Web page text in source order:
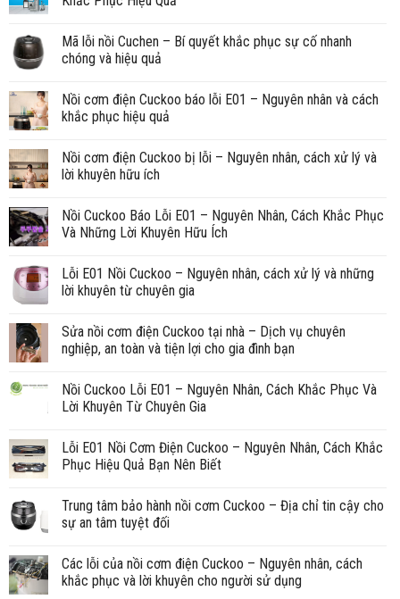
Mã lỗi nồi Cuchen – Bí quyết khắc phục sự cố nhanh
chóng và hiệu quả
Nồi cơm điện Cuckoo báo lỗi E01 – Nguyên nhân và cách
khắc phục hiệu quả
Nồi cơm điện Cuckoo bị lỗi – Nguyên nhân, cách xử lý và
lời khuyên hữu ích
Nồi Cuckoo Báo Lỗi E01 – Nguyên Nhân, Cách Khắc Phục
Và Những Lời Khuyên Hữu Ích
Lỗi E01 Nồi Cuckoo – Nguyên nhân, cách xử lý và những
lời khuyên từ chuyên gia
Sửa nồi cơm điện Cuckoo tại nhà – Dịch vụ chuyên
nghiệp, an toàn và tiện lợi cho gia đình bạn
Nồi Cuckoo Lỗi E01 – Nguyên Nhân, Cách Khắc Phục Và
Lời Khuyên Từ Chuyên Gia
Lỗi E01 Nồi Cơm Điện Cuckoo – Nguyên Nhân, Cách Khắc
Phục Hiệu Quả Bạn Nên Biết
Trung tâm bảo hành nồi cơm Cuckoo – Địa chỉ tin cậy cho
sự an tâm tuyệt đối
Các lỗi của nồi cơm điện Cuckoo – Nguyên nhân, cách
khắc phục và lời khuyên cho người sử dụng